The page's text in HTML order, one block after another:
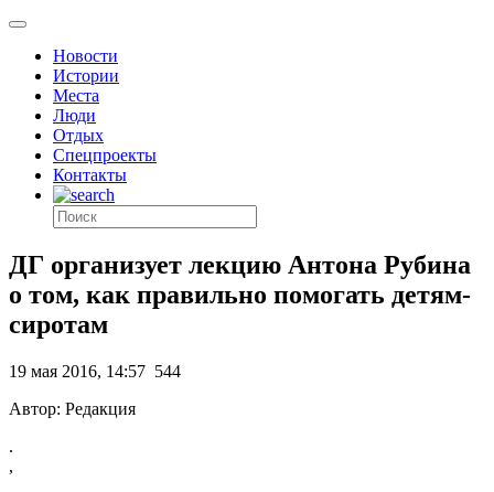
Новости
Истории
Места
Люди
Отдых
Спецпроекты
Контакты
ДГ организует лекцию Антона Рубина
о том, как правильно помогать детям-
сиротам
19 мая 2016, 14:57 544
Автор: Редакция
.
,